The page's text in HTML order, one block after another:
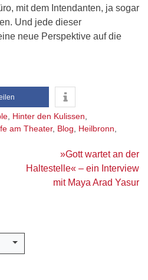
mit dem Intendanten, ja sogar
Und jede dieser
neue Perspektive auf die
Hinter den Kulissen
am Theater, Blog Heilbronn
»Gott wartet an der
Haltestelle« – ein Interview
mit Maya Arad Yasur